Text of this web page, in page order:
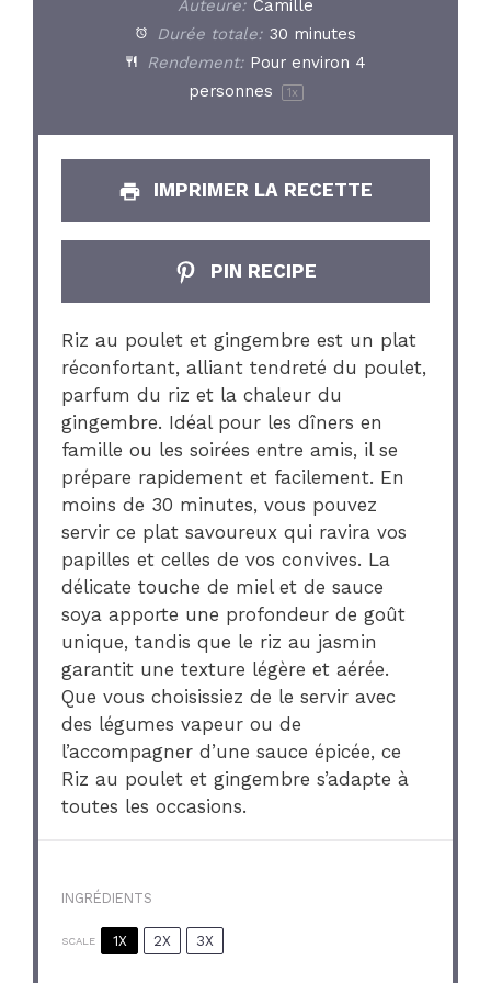
Auteure: Camille
Durée totale: 30 minutes
Rendement: Pour environ 4
personnes
1x
IMPRIMER LA RECETTE
PIN RECIPE
Riz au poulet et gingembre est un plat
réconfortant, alliant tendreté du poulet,
parfum du riz et la chaleur du
gingembre. Idéal pour les dîners en
famille ou les soirées entre amis, il se
prépare rapidement et facilement. En
moins de 30 minutes, vous pouvez
servir ce plat savoureux qui ravira vos
papilles et celles de vos convives. La
délicate touche de miel et de sauce
soya apporte une profondeur de goût
unique, tandis que le riz au jasmin
garantit une texture légère et aérée.
Que vous choisissiez de le servir avec
des légumes vapeur ou de
l’accompagner d’une sauce épicée, ce
Riz au poulet et gingembre s’adapte à
toutes les occasions.
INGRÉDIENTS
SCALE 1X 2X 3X